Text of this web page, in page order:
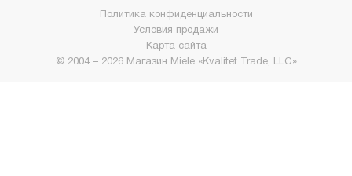
© 2004 – 2026 Магазин Miele «Kvalitet Trade, LLC»
Политика конфиденциальности
Условия продажи
Карта сайта